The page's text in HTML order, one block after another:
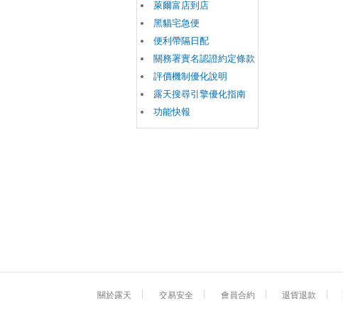
萊爾富店到店
黑貓宅急便
便利帶隔日配
關務署實名認證約定條款
評價機制優化說明
露天搜尋引擎優化指南
功能快報
關於露天 交易安全 會員合約 退貨退款